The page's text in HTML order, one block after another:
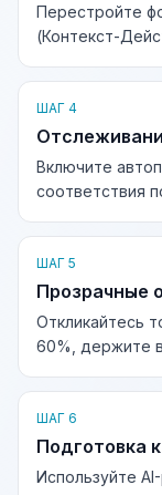
Перестройте
(Контекст-
ШАГ 4
Включите
соответствия
ШАГ 5
Прозрачные
Откликайтесь
60%, держите
ШАГ 6
Подготовка
Используйте